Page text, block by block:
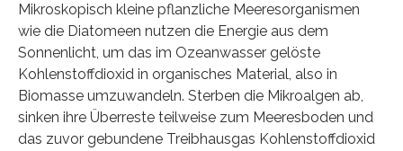
Mikroskopisch kleine pflanzliche Meeresorganismen
wie die Diatomeen nutzen die Energie aus dem
Sonnenlicht, um das im Ozeanwasser gelöste
Kohlenstoffdioxid in organisches Material, also in
Biomasse umzuwandeln. Sterben die Mikroalgen ab,
sinken ihre Überreste teilweise zum Meeresboden und
das zuvor gebundene Treibhausgas Kohlenstoffdioxid